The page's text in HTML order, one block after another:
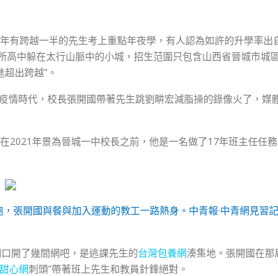
有跨越一半的先生考上重點年夜學，有人認為如許的升學率出
中躲在太行山脈中的小城，招生范圍只包含山西省晉城市城
出跨越”。
時代，校長張開國帶著先生跳劉畊宏減脂操的錄像火了，媒
2021年景為晉城一中校長之前，他是一名做了17年班主任任務
張開國與餐與加入運動的教工一路熱身。中青報·中青網見習記
開了幾間網吧，是逃課先生的台灣包養網湊集地。張開國在那
心網刺頭”帶著班上先生和教員針鋒絕對。